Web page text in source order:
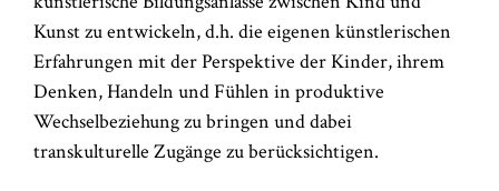
Kunst zu entwickeln, d.h. die eigenen künstlerischen
Erfahrungen mit der Perspektive der Kinder, ihrem
Denken, Handeln und Fühlen in produktive
Wechselbeziehung zu bringen und dabei
transkulturelle Zugänge zu berücksichtigen.